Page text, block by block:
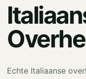
Echte Italiaanse